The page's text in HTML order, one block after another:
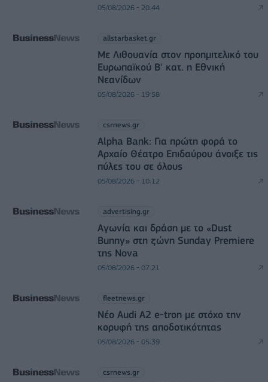
05/08/2026 - 20:44
allstarbasket.gr
Με Λιθουανία στον προημιτελικό του
Ευρωπαϊκού Β' κατ. η Εθνική
Νεανίδων
05/08/2026 - 19:58
csrnews.gr
Alpha Bank: Για πρώτη φορά το
Αρχαίο Θέατρο Επιδαύρου άνοιξε τις
πύλες του σε όλους
05/08/2026 - 10:12
advertising.gr
Αγωνία και δράση με το «Dust
Bunny» στη ζώνη Sunday Premiere
της Nova
05/08/2026 - 07:21
fleetnews.gr
Νέο Audi A2 e-tron με στόχο την
κορυφή της αποδοτικότητας
05/08/2026 - 05:39
csrnews.gr